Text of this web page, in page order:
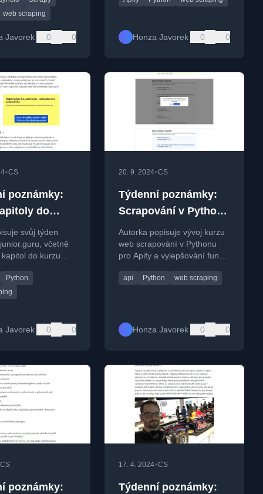
web scraping
Javorek 0 0 Honza Javorek 0 0
•CS
poznámky:
do
a
svůj týden
včetně
do kurzu
s Apify.
Python
Javorek 0 0
20. 9. 2024•CS
Týdenní poznámky:
Scrapování v Pythonu
a vylepšování
nabídek práce
Autorka popisuje vývoj kurzu
web scrapování v Pythonu
pro Apify a vylepšování funkcí
projektu junior.guru.
api Python web scraping
Honza Javorek 0 0
CS
poznámky:
17. 4. 2024•CS
Týdenní poznámky: